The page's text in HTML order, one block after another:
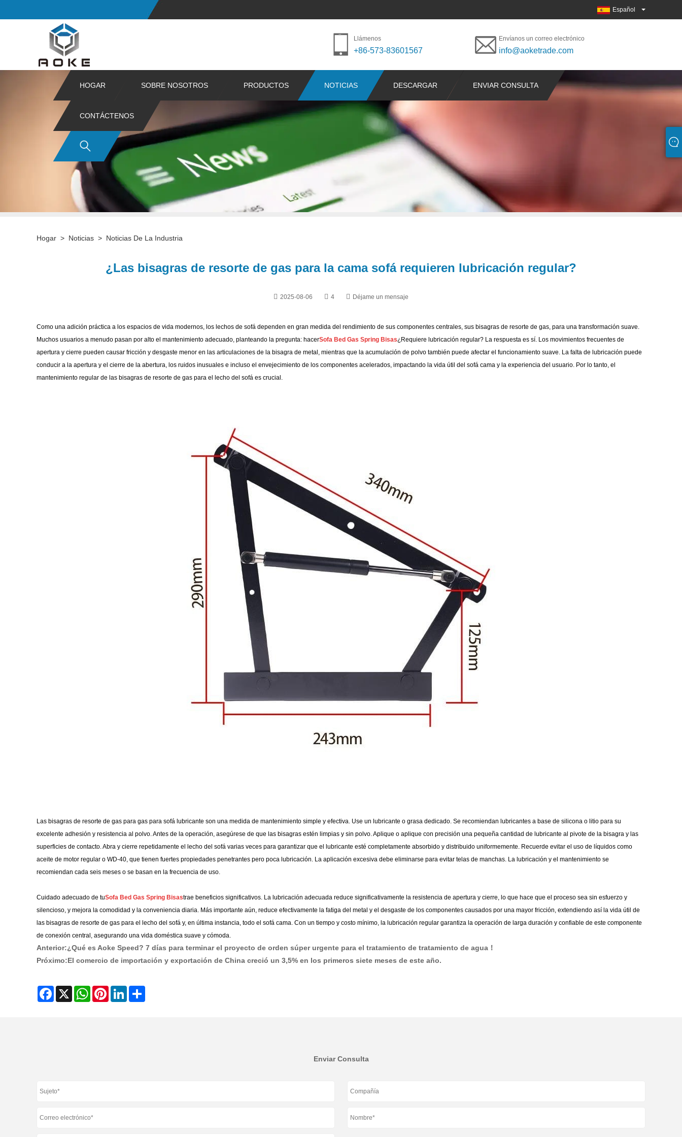
Español
Llámenos
+86-573-83601567
Envíanos un correo electrónico
info@aoketrade.com
HOGAR SOBRE NOSOTROS PRODUCTOS NOTICIAS DESCARGAR ENVIAR CONSULTA
CONTÁCTENOS
Hogar > Noticias > Noticias De La Industria
¿Las bisagras de resorte de gas para la cama sofá requieren lubricación regular?
2025-08-06 4 Déjame un mensaje
Como una adición práctica a los espacios de vida modernos, los lechos de sofá dependen en gran medida del rendimiento de sus componentes centrales, sus bisagras de resorte de gas, para una transformación suave.
Muchos usuarios a menudo pasan por alto el mantenimiento adecuado, planteando la pregunta: hacerSofa Bed Gas Spring Bisas¿Requiere lubricación regular? La respuesta es sí. Los movimientos frecuentes de
apertura y cierre pueden causar fricción y desgaste menor en las articulaciones de la bisagra de metal, mientras que la acumulación de polvo también puede afectar el funcionamiento suave. La falta de lubricación puede
conducir a la apertura y el cierre de la abertura, los ruidos inusuales e incluso el envejecimiento de los componentes acelerados, impactando la vida útil del sofá cama y la experiencia del usuario. Por lo tanto, el
mantenimiento regular de las bisagras de resorte de gas para el lecho del sofá es crucial.
Las bisagras de resorte de gas para gas para sofá lubricante son una medida de mantenimiento simple y efectiva. Use un lubricante o grasa dedicado. Se recomiendan lubricantes a base de silicona o litio para su
excelente adhesión y resistencia al polvo. Antes de la operación, asegúrese de que las bisagras estén limpias y sin polvo. Aplique o aplique con precisión una pequeña cantidad de lubricante al pivote de la bisagra y las
superficies de contacto. Abra y cierre repetidamente el lecho del sofá varias veces para garantizar que el lubricante esté completamente absorbido y distribuido uniformemente. Recuerde evitar el uso de líquidos como
aceite de motor regular o WD-40, que tienen fuertes propiedades penetrantes pero poca lubricación. La aplicación excesiva debe eliminarse para evitar telas de manchas. La lubricación y el mantenimiento se
recomiendan cada seis meses o se basan en la frecuencia de uso.
Cuidado adecuado de tuSofa Bed Gas Spring Bisastrae beneficios significativos. La lubricación adecuada reduce significativamente la resistencia de apertura y cierre, lo que hace que el proceso sea sin esfuerzo y
silencioso, y mejora la comodidad y la conveniencia diaria. Más importante aún, reduce efectivamente la fatiga del metal y el desgaste de los componentes causados por una mayor fricción, extendiendo así la vida útil de
las bisagras de resorte de gas para el lecho del sofá y, en última instancia, todo el sofá cama. Con un tiempo y costo mínimo, la lubricación regular garantiza la operación de larga duración y confiable de este componente
de conexión central, asegurando una vida doméstica suave y cómoda.
Anterior:¿Qué es Aoke Speed? 7 días para terminar el proyecto de orden súper urgente para el tratamiento de tratamiento de agua！
Próximo:El comercio de importación y exportación de China creció un 3,5% en los primeros siete meses de este año.
Facebook WhatsAppPinterestLinkedIn
Enviar Consulta